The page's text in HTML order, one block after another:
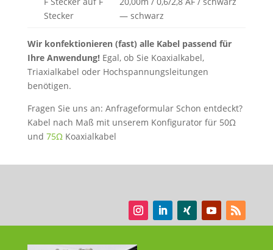
Stecker
— schwarz
Wir konfektionieren (fast) alle Kabel passend für
Ihre Anwendung!Egal, ob Sie Koaxialkabel,
Triaxialkabel oder Hochspannungsleitungen
benötigen.
Fragen Sie uns an: Anfrageformular Schon entdeckt?
Kabel nach Maß mit unserem Konfigurator für 50Ω
und 75ΩKoaxialkabel